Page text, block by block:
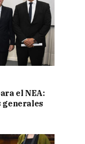
el NEA:
generales